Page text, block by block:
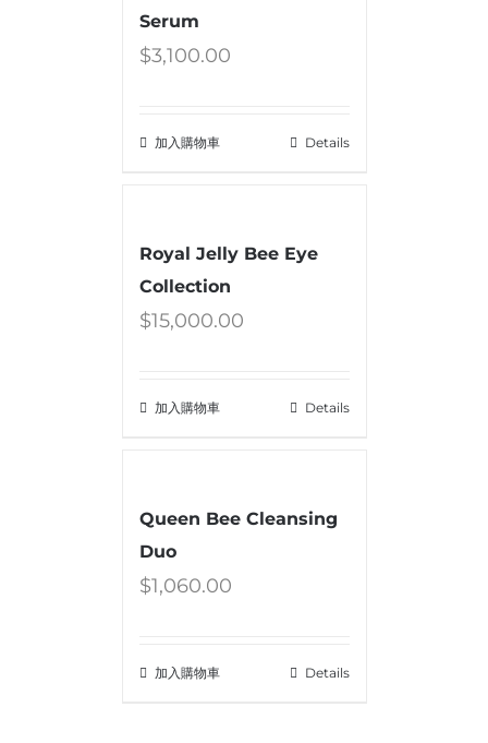
Serum
$3,100.00
加入購物車 Details
Royal Jelly Bee Eye
Collection
$15,000.00
加入購物車 Details
Queen Bee Cleansing
Duo
$1,060.00
加入購物車 Details